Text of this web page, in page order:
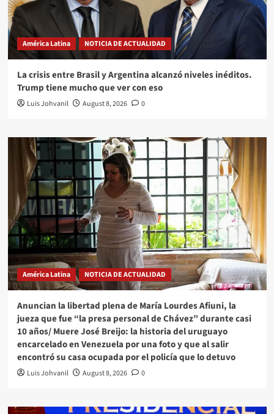
América Latina NOTICIA DE ACTUALIDAD
La crisis entre Brasil y Argentina alcanzó niveles inéditos.
Trump tiene mucho que ver con eso
Luis Johvanil August 8, 2026 0
América Latina NOTICIA DE ACTUALIDAD
Anuncian la libertad plena de María Lourdes Afiuni, la
jueza que fue “la presa personal de Chávez” durante casi
10 años/ Muere José Breijo: la historia del uruguayo
encarcelado en Venezuela por una foto y que al salir
encontró su casa ocupada por el policía que lo detuvo
Luis Johvanil August 8, 2026 0